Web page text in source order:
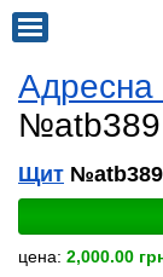
Адресна
№atb389
Щит
цена: 2,000.00